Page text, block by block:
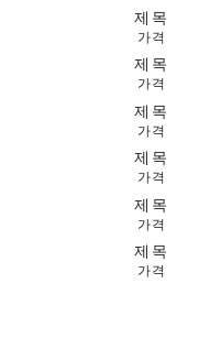
제목
가격
제목
가격
제목
가격
제목
가격
제목
가격
제목
가격